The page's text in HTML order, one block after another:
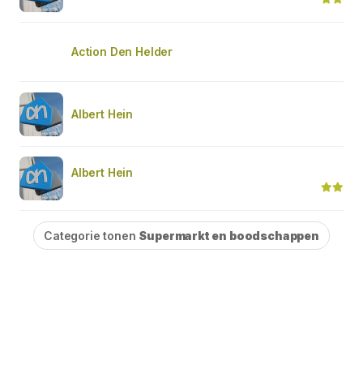
Action Den Helder
Albert Hein
Albert Hein
Categorie tonen Supermarkt en boodschappen